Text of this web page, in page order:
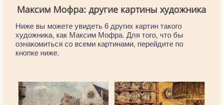
Максим Мофра: другие картины художника
Ниже вы можете увидеть 6 других картин такого
художника, как Максим Мофра. Для того, что бы
ознакомиться со всеми картинами, перейдите по
кнопке ниже.